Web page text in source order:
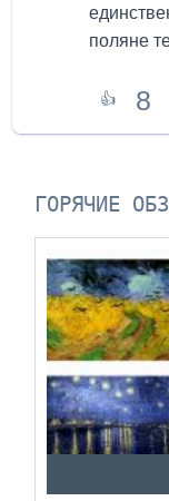
поляне
👍 8
ГОРЯЧИЕ